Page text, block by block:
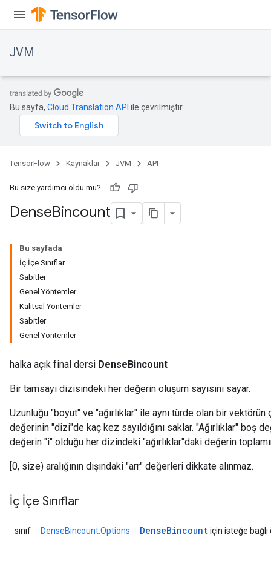
JVM
Bu sayfa, Cloud Translation API ile çevrilmiştir.
TensorFlow Kaynaklar JVM API
Bu size yardımcı oldu mu?
DenseBincount
Bu sayfada
İç İçe Sınıflar
Sabitler
Genel Yöntemler
Kalıtsal Yöntemler
Sabitler
Genel Yöntemler
halka açık final dersi DenseBincount
Bir tamsayı dizisindeki her değerin oluşum sayısını sayar.
Uzunluğu "boyut" ve "ağırlıklar" ile aynı türde olan bir vektörün
değerinin "dizi"de kaç kez sayıldığını saklar. "Ağırlıklar" boş
değerin "i" olduğu her dizindeki "ağırlıklar"daki değerin
[0, size) aralığının dışındaki "arr" değerleri dikkate alınmaz.
İç İçe Sınıflar
sınıf DenseBincount.Options DenseBincountiçin isteğe